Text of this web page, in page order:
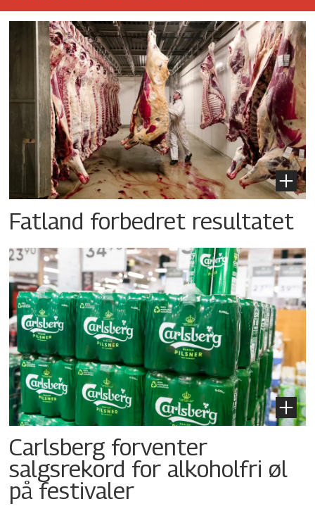
Fatland forbedret resultatet
Carlsberg forventer
salgsrekord for alkoholfri øl
på festivaler